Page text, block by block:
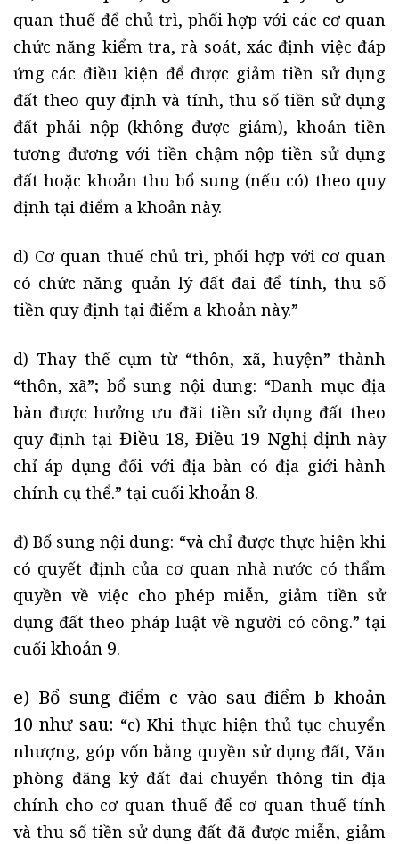
quan thuế để chủ trì, phối hợp với các cơ quan
chức năng kiểm tra, rà soát, xác định việc đáp
ứng các điều kiện để được giảm tiền sử dụng
đất theo quy định và tính, thu số tiền sử dụng
đất phải nộp (không được giảm), khoản tiền
tương đương với tiền chậm nộp tiền sử dụng
đất hoặc khoản thu bổ sung (nếu có) theo quy
định tại điểm a khoản này.
d) Cơ quan thuế chủ trì, phối hợp với cơ quan
có chức năng quản lý đất đai để tính, thu số
tiền quy định tại điểm a khoản này.”
d) Thay thế cụm từ “thôn, xã, huyện” thành
“thôn, xã”; bổ sung nội dung: “Danh mục địa
bàn được hưởng ưu đãi tiền sử dụng đất theo
quy định tại Điều 18, Điều 19 Nghị địnhnày
chỉ áp dụng đối với địa bàn có địa giới hành
chính cụ thể.” tại cuối khoản 8.
đ) Bổ sung nội dung: “và chỉ được thực hiện khi
có quyết định của cơ quan nhà nước có thẩm
quyền về việc cho phép miễn, giảm tiền sử
dụng đất theo pháp luật về người có công.” tại
cuối khoản 9.
e) Bổ sung điểm c vào sau điểm b khoản
10 như sau: “c) Khi thực hiện thủ tục chuyển
nhượng, góp vốn bằng quyền sử dụng đất, Văn
phòng đăng ký đất đai chuyển thông tin địa
chính cho cơ quan thuế để cơ quan thuế tính
và thu số tiền sử dụng đất đã được miễn, giảm